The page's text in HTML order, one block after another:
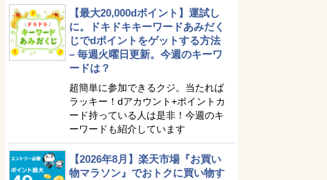
【最大20,000dポイント】運試し
に。ドキドキキーワードあみだく
じでdポイントをゲットする方法
– 毎週火曜日更新。今週のキーワ
ードは？
超簡単に参加できるクジ。当たれば
ラッキー！dアカウント+ポイントカ
ード持っている人は是非！今週のキ
ーワードも紹介しています
【2026年8月】楽天市場『お買い
物マラソン』でおトクに買い物す